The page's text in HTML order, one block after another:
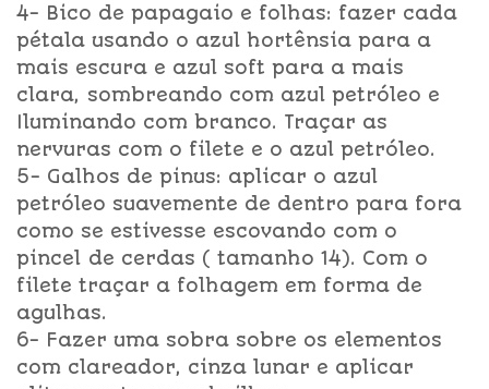
4- Bico de papagaio e folhas: fazer cada
pétala usando o azul hortênsia para a
mais escura e azul soft para a mais
clara, sombreando com azul petróleo e
Iluminando com branco. Traçar as
nervuras com o filete e o azul petróleo.
5- Galhos de pinus: aplicar o azul
petróleo suavemente de dentro para fora
como se estivesse escovando com o
pincel de cerdas ( tamanho 14). Com o
filete traçar a folhagem em forma de
agulhas.
6- Fazer uma sobra sobre os elementos
com clareador, cinza lunar e aplicar